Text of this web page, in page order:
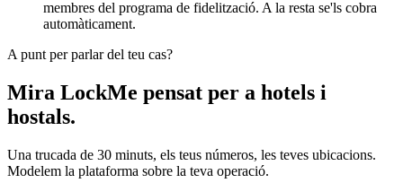
membres del programa de fidelització. A la resta se'ls cobra
automàticament.
A punt per parlar del teu cas?
Mira LockMe pensat per a hotels i
hostals.
Una trucada de 30 minuts, els teus números, les teves ubicacions.
Modelem la plataforma sobre la teva operació.